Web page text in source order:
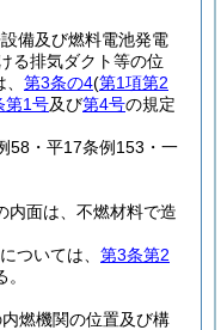
設備及び燃料電池発電
る排気ダクト等の位
第3条の4(第1項第2
第1号及び第4号の規定
58・平17条例153・一
内面は、不燃材料で造
ついては、 第3条第2
燃機関の位置及び構